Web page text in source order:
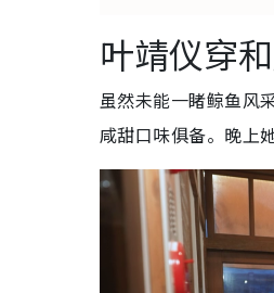
叶靖仪穿
虽然未能一睹鲸鱼风
咸甜口味俱备。晚上